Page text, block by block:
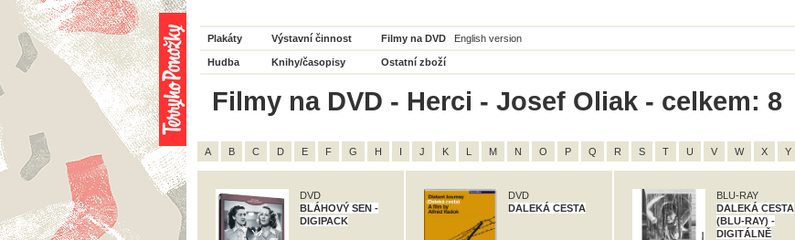
Plakáty Výstavní činnost Filmy na DVD English version
Hudba Knihy/časopisy Ostatní zboží
Filmy na DVD - Herci - Josef Oliak - celkem: 8
A B C D E F G H I J K L M N O P Q R S T U V W X Y
DVD
BLÁHOVÝ SEN -
DIGIPACK
DVD
DALEKÁ CESTA
BLU-RAY
DALEKÁ CESTA
(BLU-RAY) -
DIGITÁLNĚ